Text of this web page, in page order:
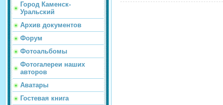
Город Каменск-
Уральский
Архив документов
Форум
Фотоальбомы
Фотогалереи наших
авторов
Аватары
Гостевая книга